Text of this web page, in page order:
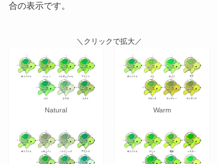
合の表示です。
＼クリックで拡大／
Natural Warm